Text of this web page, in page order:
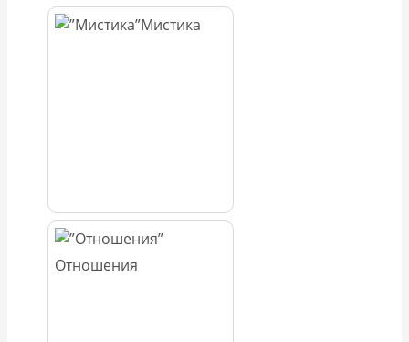
Мистика
Отношения